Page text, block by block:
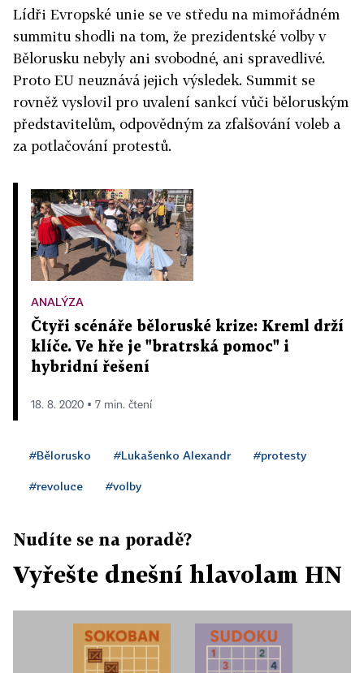
Lídři Evropské unie se ve středu na mimořádném
summitu shodli na tom, že prezidentské volby v
Bělorusku nebyly ani svobodné, ani spravedlivé.
Proto EU neuznává jejich výsledek. Summit se
rovněž vyslovil pro uvalení sankcí vůči běloruským
představitelům, odpovědným za zfalšování voleb a
za potlačování protestů.
ANALÝZA
Čtyři scénáře běloruské krize: Kreml drží
klíče. Ve hře je "bratrská pomoc" i
hybridní řešení
18. 8. 2020 ▪ 7 min. čtení
#Bělorusko #Lukašenko Alexandr #protesty
#revoluce #volby
Nudíte se na poradě?
Vyřešte dnešní hlavolam HN